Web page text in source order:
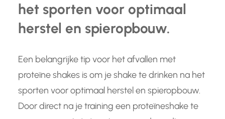
het sporten voor optimaal
herstel en spieropbouw.
Een belangrijke tip voor het afvallen met
proteïne shakes is om je shake te drinken na het
sporten voor optimaal herstel en spieropbouw.
Door direct na je training een proteïneshake te